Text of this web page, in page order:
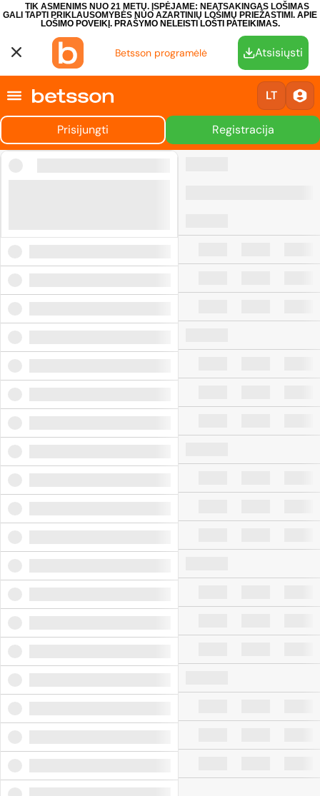
TIK ASMENIMS NUO 21 METŲ. ĮSPĖJAME: NEATSAKINGAS LOŠIMAS
GALI TAPTI PRIKLAUSOMYBĖS NUO AZARTINIŲ LOŠIMŲ PRIEŽASTIMI. APIE
LOŠIMO POVEIKĮ. PRAŠYMO NELEISTI LOŠTI PATEIKIMAS.
Betsson programėlė Atsisiųsti
LT
Prisijungti Registracija